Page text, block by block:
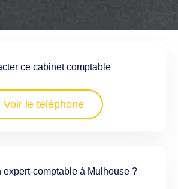
ce cabinet comptable
Voir le téléphone
expert-comptable à Mulhouse ?